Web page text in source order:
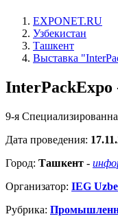
EXPONET.RU
Узбекистан
Ташкент
Выставка
InterPackExpo
9-я
Дата проведения:
Город: Ташкент -
Организатор: IEG
Рубрика: